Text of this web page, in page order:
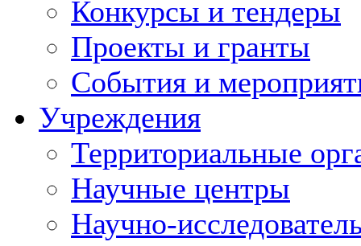
Конкурсы и тендеры
Проекты и гранты
События и
Учреждения
Территориальные
Научные центры
Научно-